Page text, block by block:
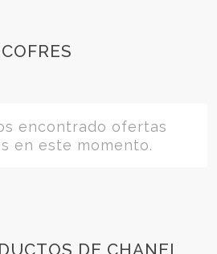
COFRES
encontrado ofertas
en este momento.
DE CHANEL